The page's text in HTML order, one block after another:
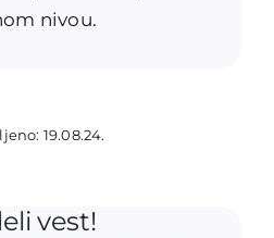
nivou.
19.08.24.
vest!